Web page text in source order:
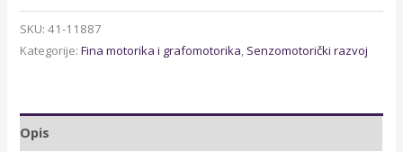
SKU:41-11887
Kategorije:Fina motorika i grafomotorika, Senzomotorički razvoj
Opis